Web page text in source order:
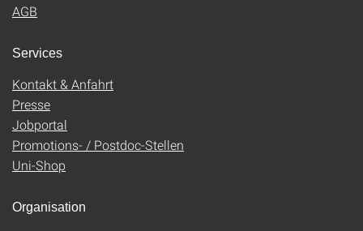
AGB
Services
Kontakt & Anfahrt
Presse
Jobportal
Promotions- / Postdoc-Stellen
Uni-Shop
Organisation